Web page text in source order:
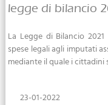
legge di bilancio
La Legge di Bilancio
spese legali agli imputati
mediante il quale i cittadini
23-01-2022